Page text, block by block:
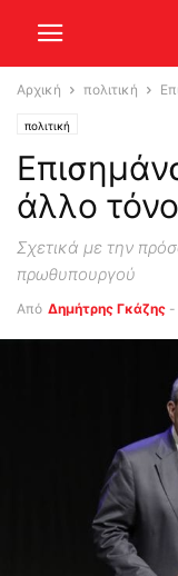
Αρχική πολιτική
πολιτική
άλλο τόνο
Σχετικά με την
πρωθυπουργού
Από Δημήτρης Γκάζης -